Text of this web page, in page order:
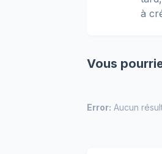
à
Vous
Error: Aucun